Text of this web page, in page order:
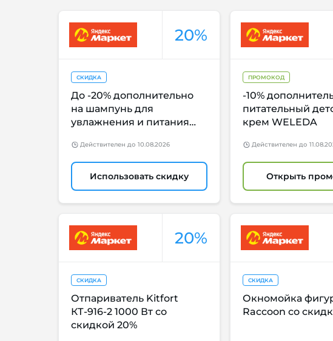
20%
СКИДКА
До -20% дополнительно
на шампунь для
увлажнения и питания
Moisture
Действителен до 10.08.2026
Использовать скидку
ПРОМОКОД
-10%
питательный
крем WELEDA
Действителен до
Открыть
20%
СКИДКА
Отпариватель Kitfort
КТ-916-2 1000 Вт со
скидкой 20%
СКИДКА
Окномойка
Raccoon со